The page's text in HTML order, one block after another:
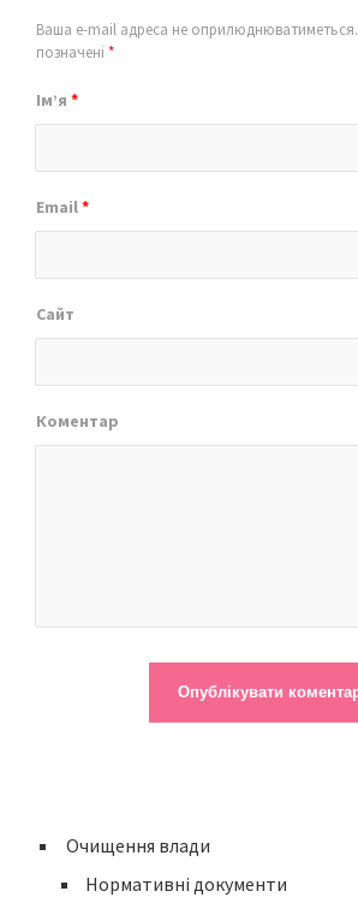
Ваша e-mail адреса не оприлюднюватиметься.
позначені *
Ім’я *
Email*
Сайт
Коментар
Очищення влади
Нормативні документи